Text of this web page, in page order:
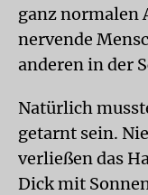
ganz normalen
nervende
anderen in der
Natürlich
getarnt sein.
verließen das
Dick mit